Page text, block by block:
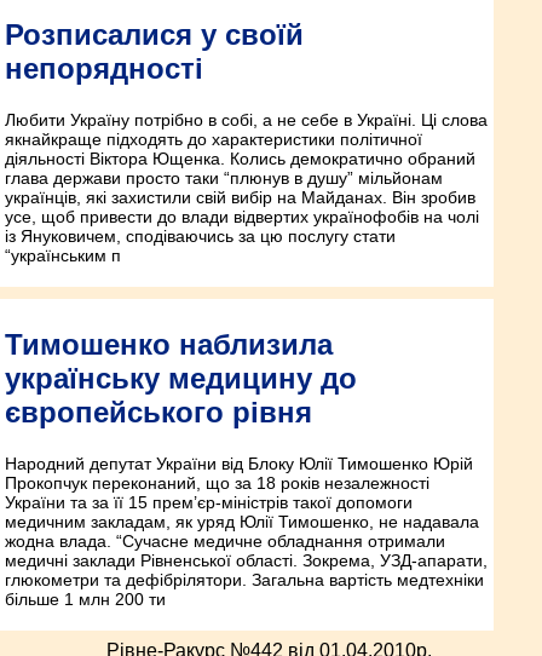
Розписалися у своїй
непорядності
Любити Україну потрібно в собі, а не себе в Україні. Ці слова
якнайкраще підходять до характеристики політичної
діяльності Віктора Ющенка. Колись демократично обраний
глава держави просто таки “плюнув в душу” мільйонам
українців, які захистили свій вибір на Майданах. Він зробив
усе, щоб привести до влади відвертих українофобів на чолі
із Януковичем, сподіваючись за цю послугу стати
“українським п
Тимошенко наблизила
українську медицину до
європейського рівня
Народний депутат України від Блоку Юлії Тимошенко Юрій
Прокопчук переконаний, що за 18 років незалежності
України та за її 15 прем’єр-міністрів такої допомоги
медичним закладам, як уряд Юлії Тимошенко, не надавала
жодна влада. “Сучасне медичне обладнання отримали
медичні заклади Рівненської області. Зокрема, УЗД-апарати,
глюкометри та дефібрілятори. Загальна вартість медтехніки
більше 1 млн 200 ти
Рівне-Ракурс №442 від 01.04.2010p.